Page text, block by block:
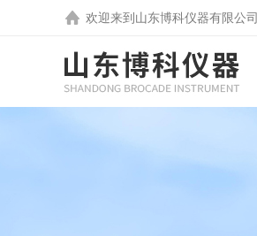
欢迎来到 山东博科仪器有限公司